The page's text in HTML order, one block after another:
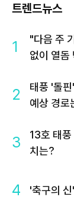
트렌드뉴스
1
"다음 주
없이 열돔
2
태풍 '돌
예상 경로
3
13호 태
치는?
4 '축구의